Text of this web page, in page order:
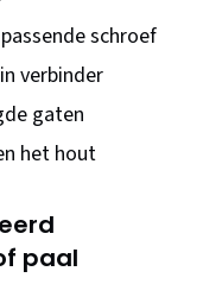
schroef
verbinder
gaten
het hout
paal